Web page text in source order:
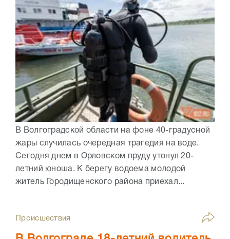
В Волгоградской области на фоне 40-градусной
жары случилась очередная трагедия на воде.
Сегодня днем в Орловском пруду утонул 20-
летний юноша. К берегу водоема молодой
житель Городищенского района приехал...
Происшествия